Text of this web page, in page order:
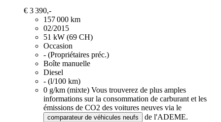
€ 3 390,-
157 000 km
02/2015
51 kW (69 CH)
Occasion
- (Propriétaires préc.)
Boîte manuelle
Diesel
- (l/100 km)
0 g/km (mixte) Vous trouverez de plus amples
informations sur la consommation de carburant et les
émissions de CO2 des voitures neuves via le
comparateur de véhicules neufs
de l'ADEME.